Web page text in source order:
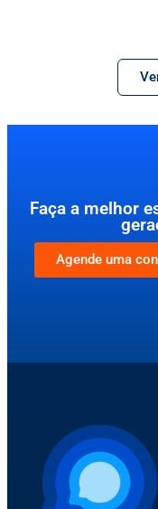
Faça a melhor
Agende uma